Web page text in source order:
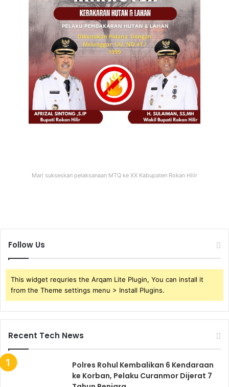
Mari sukseskan pelaksanaan MTQ ke XX Kabupaten Rokan Hilir
Follow Us
This widget requries the Arqam Lite Plugin, You can install it
from the Theme settings menu > Install Plugins.
Recent Tech News
Polres Rohul Kembalikan 6 Kendaraan
ke Korban, Pelaku Curanmor Dijerat 7